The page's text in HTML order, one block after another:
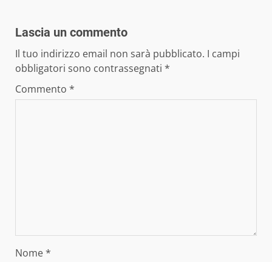
Lascia un commento
Il tuo indirizzo email non sarà pubblicato. I campi
obbligatori sono contrassegnati *
Commento *
Nome*